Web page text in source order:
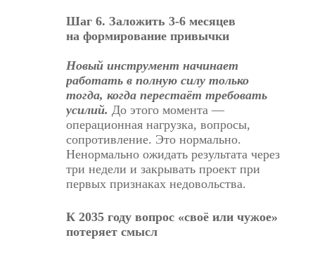
Шаг 6. Заложить 3-6месяцев
на формирование привычки
Новый инструмент начинает
работать в полную силу только
тогда, когда перестаёт требовать
усилий. До этого момента —
операционная нагрузка, вопросы,
сопротивление. Это нормально.
Ненормально ожидать результата через
три недели и закрывать проект при
первых признаках недовольства.
К 2035 году вопрос «своё или чужое»
потеряет смысл